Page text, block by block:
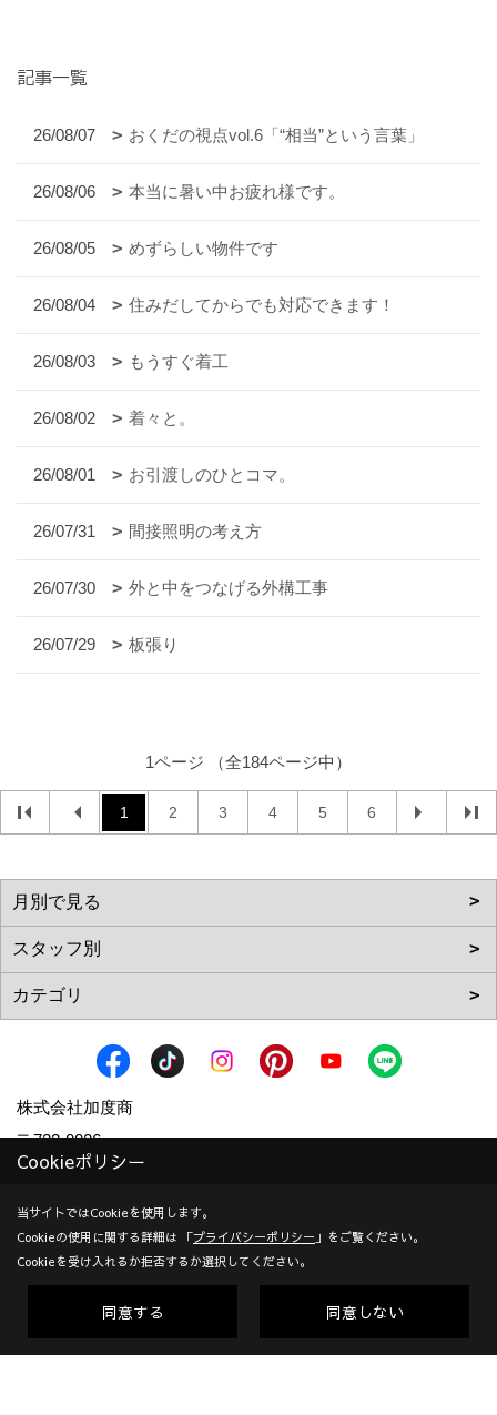
記事一覧
26/08/07 おくだの視点vol.6「“相当”という言葉」
26/08/06 本当に暑い中お疲れ様です。
26/08/05 めずらしい物件です
26/08/04 住みだしてからでも対応できます！
26/08/03 もうすぐ着工
26/08/02 着々と。
26/08/01 お引渡しのひとコマ。
26/07/31 間接照明の考え方
26/07/30 外と中をつなげる外構工事
26/07/29 板張り
1ページ （全184ページ中）
1 2 3 4 5 6
株式会社加度商
〒722-0026
広島県尾道市栗原西2丁目3-15
TEL： 0120-10-2693 / 0848-24-8605
＜営業時間＞9:00～18:00
＜定休日＞年末年始、GW、夏期他
対応エリア：尾道市 | 福山市 | 三原市
創業：1953年
Cookieポリシー
当サイトではCookieを使用します。
Cookieの使用に関する詳細は 「プライバシーポリシー 」をご覧ください。
Cookieを受け入れるか拒否するか選択してください。
同意する 同意しない